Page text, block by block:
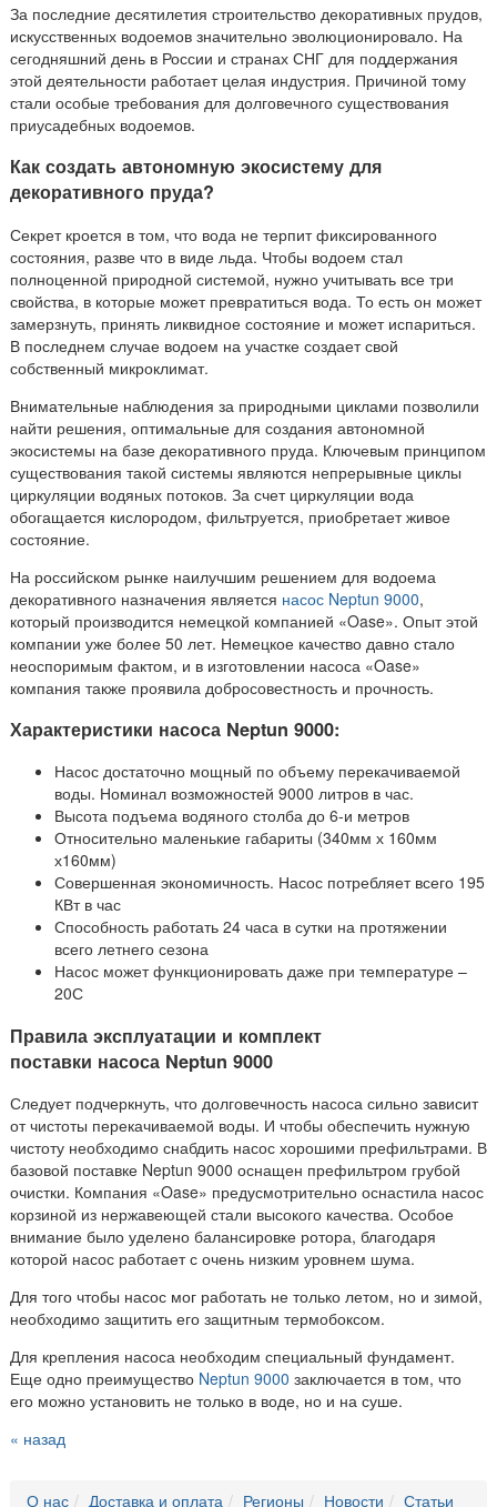
За последние десятилетия строительство декоративных прудов,
искусственных водоемов значительно эволюционировало. На
сегодняшний день в России и странах СНГ для поддержания
этой деятельности работает целая индустрия. Причиной тому
стали особые требования для долговечного существования
приусадебных водоемов.
Как создать автономную экосистему для
декоративного пруда?
Секрет кроется в том, что вода не терпит фиксированного
состояния, разве что в виде льда. Чтобы водоем стал
полноценной природной системой, нужно учитывать все три
свойства, в которые может превратиться вода. То есть он может
замерзнуть, принять ликвидное состояние и может испариться.
В последнем случае водоем на участке создает свой
собственный микроклимат.
Внимательные наблюдения за природными циклами позволили
найти решения, оптимальные для создания автономной
экосистемы на базе декоративного пруда. Ключевым принципом
существования такой системы являются непрерывные циклы
циркуляции водяных потоков. За счет циркуляции вода
обогащается кислородом, фильтруется, приобретает живое
состояние.
На российском рынке наилучшим решением для водоема
декоративного назначения является насос Neptun 9000,
который производится немецкой компанией «Oase». Опыт этой
компании уже более 50 лет. Немецкое качество давно стало
неоспоримым фактом, и в изготовлении насоса «Oase»
компания также проявила добросовестность и прочность.
Характеристики насоса Neptun 9000:
Насос достаточно мощный по объему перекачиваемой
воды. Номинал возможностей 9000 литров в час.
Высота подъема водяного столба до 6-и метров
Относительно маленькие габариты (340мм х 160мм
х160мм)
Совершенная экономичность. Насос потребляет всего 195
КВт в час
Способность работать 24 часа в сутки на протяжении
всего летнего сезона
Насос может функционировать даже при температуре –
20С
Правила эксплуатации и комплект
поставки насоса Neptun 9000
Следует подчеркнуть, что долговечность насоса сильно зависит
от чистоты перекачиваемой воды. И чтобы обеспечить нужную
чистоту необходимо снабдить насос хорошими префильтрами. В
базовой поставке Neptun 9000 оснащен префильтром грубой
очистки. Компания «Oase» предусмотрительно оснастила насос
корзиной из нержавеющей стали высокого качества. Особое
внимание было уделено балансировке ротора, благодаря
которой насос работает с очень низким уровнем шума.
Для того чтобы насос мог работать не только летом, но и зимой,
необходимо защитить его защитным термобоксом.
Для крепления насоса необходим специальный фундамент.
Еще одно преимущество Neptun 9000 заключается в том, что
его можно установить не только в воде, но и на суше.
« назад
О нас Доставка и оплата Регионы Новости Статьи